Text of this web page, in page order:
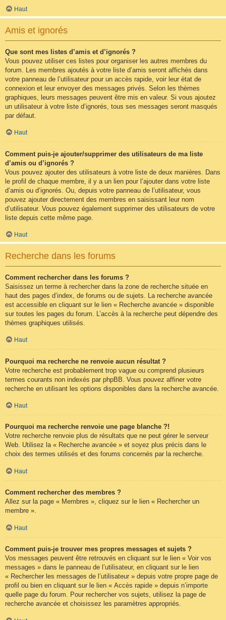
Haut
Amis et ignorés
Que sont mes listes d’amis et d’ignorés ?
Vous pouvez utiliser ces listes pour organiser les autres membres du
forum. Les membres ajoutés à votre liste d’amis seront affichés dans
votre panneau de l’utilisateur pour un accès rapide, voir leur état de
connexion et leur envoyer des messages privés. Selon les thèmes
graphiques, leurs messages peuvent être mis en valeur. Si vous ajoutez
un utilisateur à votre liste d’ignorés, tous ses messages seront masqués
par défaut.
Haut
Comment puis-je ajouter/supprimer des utilisateurs de ma liste
d’amis ou d’ignorés ?
Vous pouvez ajouter des utilisateurs à votre liste de deux manières. Dans
le profil de chaque membre, il y a un lien pour l’ajouter dans votre liste
d’amis ou d’ignorés. Ou, depuis votre panneau de l’utilisateur, vous
pouvez ajouter directement des membres en saisissant leur nom
d’utilisateur. Vous pouvez également supprimer des utilisateurs de votre
liste depuis cette même page.
Haut
Recherche dans les forums
Comment rechercher dans les forums ?
Saisissez un terme à rechercher dans la zone de recherche située en
haut des pages d’index, de forums ou de sujets. La recherche avancée
est accessible en cliquant sur le lien « Recherche avancée » disponible
sur toutes les pages du forum. L’accès à la recherche peut dépendre des
thèmes graphiques utilisés.
Haut
Pourquoi ma recherche ne renvoie aucun résultat ?
Votre recherche est probablement trop vague ou comprend plusieurs
termes courants non indexés par phpBB. Vous pouvez affiner votre
recherche en utilisant les options disponibles dans la recherche avancée.
Haut
Pourquoi ma recherche renvoie une page blanche ?!
Votre recherche renvoie plus de résultats que ne peut gérer le serveur
Web. Utilisez la « Recherche avancée » et soyez plus précis dans le
choix des termes utilisés et des forums concernés par la recherche.
Haut
Comment rechercher des membres ?
Allez sur la page « Membres », cliquez sur le lien « Rechercher un
membre ».
Haut
Comment puis-je trouver mes propres messages et sujets ?
Vos messages peuvent être retrouvés en cliquant sur le lien « Voir vos
messages » dans le panneau de l’utilisateur, en cliquant sur le lien
« Rechercher les messages de l’utilisateur » depuis votre propre page de
profil ou bien en cliquant sur le lien « Accès rapide » depuis n’importe
quelle page du forum. Pour rechercher vos sujets, utilisez la page de
recherche avancée et choisissez les paramètres appropriés.